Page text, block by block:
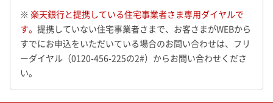
※ 楽天銀行と提携している住宅事業者さま専用ダイヤルで
す。 提携していない住宅事業者さまで、お客さまがWEBから
すでにお申込をいただいている場合のお問い合わせは、フリ
ーダイヤル（0120-456-225の2#）からお問い合わせくださ
い。